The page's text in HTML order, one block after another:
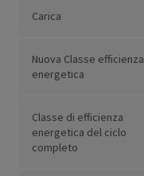
Carica
Nuova Classe efficienza
energetica
Classe di efficienza
energetica del ciclo
completo